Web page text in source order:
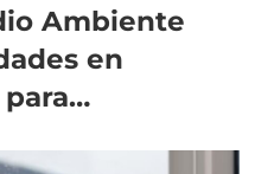
Ambiente
en